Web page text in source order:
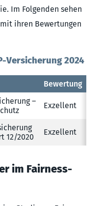
Im Folgenden sehen
ihren Bewertungen
Versicherung 2024
Bewertung
–
Exzellent
12/2020
Exzellent
im Fairness-